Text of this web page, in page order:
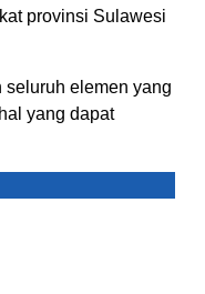
provinsi Sulawesi
seluruh elemen yang
yang dapat